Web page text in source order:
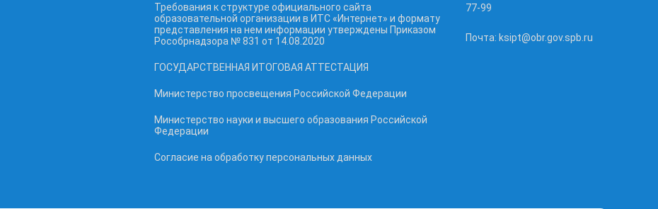
Требования к структуре официального сайта
образовательной организации в ИТС «Интернет» и формату
представления на нем информации утверждены Приказом
Рособрнадзора № 831 от 14.08.2020
ГОСУДАРСТВЕННАЯ ИТОГОВАЯ АТТЕСТАЦИЯ
Министерство просвещения Российской Федерации
Министерство науки и высшего образования Российской
Федерации
Согласие на обработку персональных данных
77-99
Почта: ksipt@obr.gov.spb.ru